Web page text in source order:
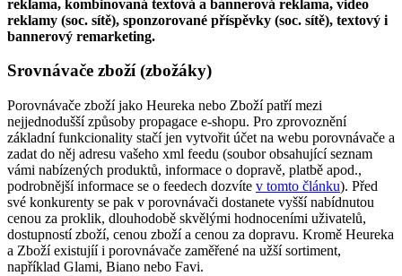
reklama, kombinovaná textová a bannerová reklama, video
reklamy (soc. sítě), sponzorované příspěvky (soc. sítě), textový i
bannerový remarketing.
Srovnávače zboží (zbožáky)
Porovnávače zboží jako Heureka nebo Zboží patří mezi
nejjednodušší způsoby propagace e-shopu. Pro zprovoznění
základní funkcionality stačí jen vytvořit účet na webu porovnávače a
zadat do něj adresu vašeho xml feedu (soubor obsahující seznam
vámi nabízených produktů, informace o dopravě, platbě apod.,
podrobnější informace se o feedech dozvíte v tomto článku). Před
své konkurenty se pak v porovnávači dostanete vyšší nabídnutou
cenou za proklik, dlouhodobě skvělými hodnoceními uživatelů,
dostupností zboží, cenou zboží a cenou za dopravu. Kromě Heureka
a Zboží existujíí i porovnávače zaměřené na užší sortiment,
například Glami, Biano nebo Favi.